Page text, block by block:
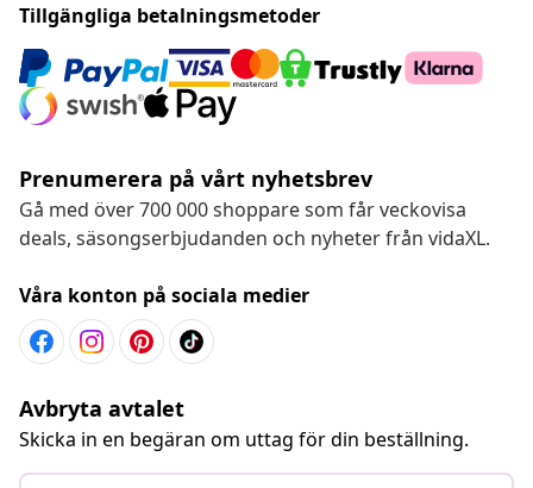
Tillgängliga betalningsmetoder
Prenumerera på vårt nyhetsbrev
Gå med över 700 000 shoppare som får veckovisa
deals, säsongserbjudanden och nyheter från vidaXL.
Våra konton på sociala medier
Avbryta avtalet
Skicka in en begäran om uttag för din beställning.